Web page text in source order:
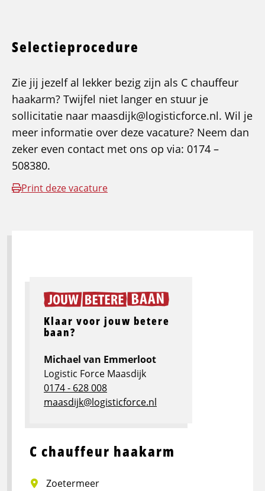
Selectieprocedure
Zie jij jezelf al lekker bezig zijn als C chauffeur
haakarm? Twijfel niet langer en stuur je
sollicitatie naar maasdijk@logisticforce.nl. Wil je
meer informatie over deze vacature? Neem dan
zeker even contact met ons op via: 0174 –
508380.
Print deze vacature
C chauffeur haakarm
Zoetermeer
Klaar voor jouw betere
baan?
Michael van Emmerloot
Logistic Force Maasdijk
0174 - 628 008
maasdijk@logisticforce.nl